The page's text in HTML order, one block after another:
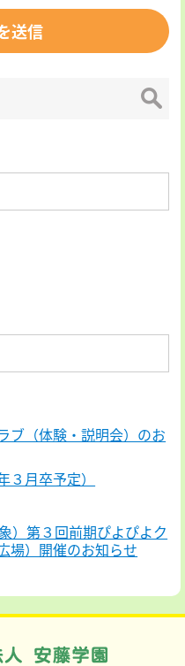
ブ（体験・説明会）のお
月卒予定）
）第３回前期ぴよぴよク
場）開催のお知らせ